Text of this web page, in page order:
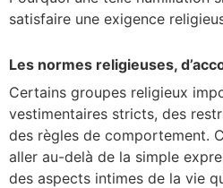
satisfaire une exigence
Les normes religieuses,
Certains groupes religieux
vestimentaires stricts, des
des règles de comportement.
aller au-delà de la simple
des aspects intimes de la vie